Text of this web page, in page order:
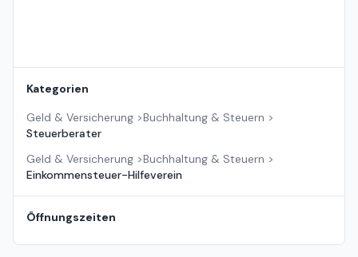
Kategorien
Geld & Versicherung >Buchhaltung & Steuern >
Steuerberater
Geld & Versicherung >Buchhaltung & Steuern >
Einkommensteuer-Hilfeverein
Öffnungszeiten